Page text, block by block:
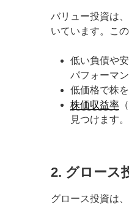
バリュー投資は
いています。こ
低い負債や
パフォーマ
低価格で株
株価収益率
見つけます。
2. グロース
グロース投資は